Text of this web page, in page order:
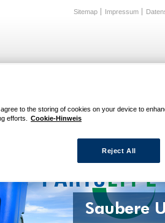
Sitemap Impressum
to the storing of cookies on your device to
efforts.
Cookie-Hinweis
Reject All